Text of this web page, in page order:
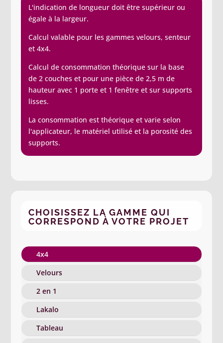
L'indication de longueur doit être supérieur ou
égale à la largeur.
Calcul valable pour les gammes velours, senteur
et 4x4.
Calcul de consommation théorique sur la base
de 2 couches et pour une pièce de 2,5 m de
hauteur avec 1 porte et 1 fenêtre et sur supports
lisses.
La consommation est théorique et varie selon
l'applicateur, le matériel utilisé et la porosité des
supports.
CHOISISSEZ LA GAMME QUI
CORRESPOND À VOTRE PROJET
4x4
Velours
2 en 1
Lakalo
Tableau